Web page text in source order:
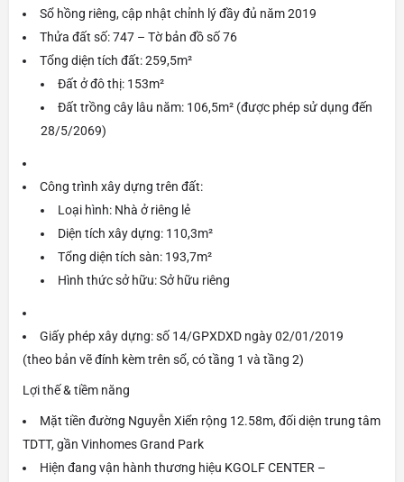
Sổ hồng riêng, cập nhật chỉnh lý đầy đủ năm 2019
Thửa đất số: 747 – Tờ bản đồ số 76
Tổng diện tích đất: 259,5m²
Đất ở đô thị: 153m²
Đất trồng cây lâu năm: 106,5m² (được phép sử dụng đến
28/5/2069)
Công trình xây dựng trên đất:
Loại hình: Nhà ở riêng lẻ
Diện tích xây dựng: 110,3m²
Tổng diện tích sàn: 193,7m²
Hình thức sở hữu: Sở hữu riêng
Giấy phép xây dựng: số 14/GPXDXD ngày 02/01/2019
(theo bản vẽ đính kèm trên sổ, có tầng 1 và tầng 2)
Lợi thế & tiềm năng
Mặt tiền đường Nguyễn Xiển rộng 12.58m, đối diện trung tâm
TDTT, gần Vinhomes Grand Park
Hiện đang vận hành thương hiệu KGOLF CENTER –